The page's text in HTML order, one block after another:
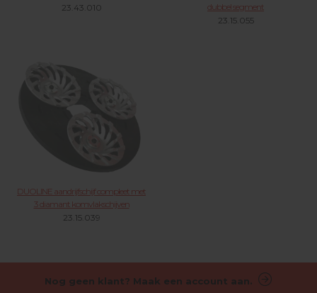
23.43.010
dubbel segment
23.15.055
DUOLINE aandrijfschijf compleet met
3 diamant komvlakschijven
23.15.039
Nog geen klant? Maak een account aan.